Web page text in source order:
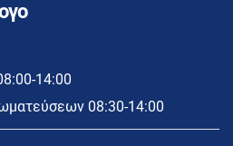
14:00
08:30-14:00